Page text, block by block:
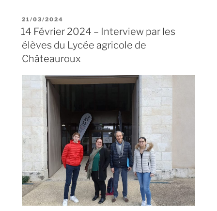
21/03/2024
14 Février 2024 – Interview par les
élèves du Lycée agricole de
Châteauroux